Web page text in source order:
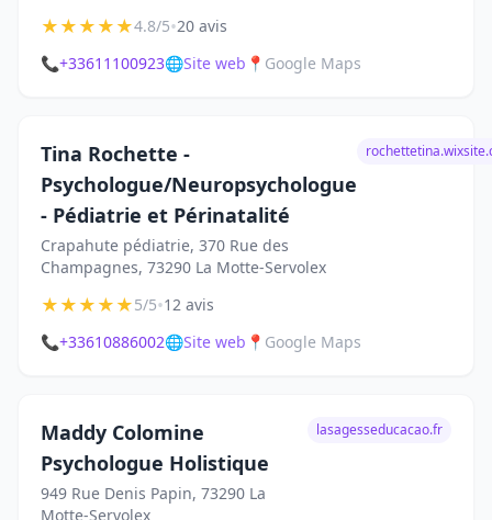
★★★★★4.8/5•20 avis
📞+33611100923🌐Site web 📍 Google Maps
Tina Rochette -
Psychologue/Neuropsychologue
- Pédiatrie et Périnatalité
Crapahute pédiatrie, 370 Rue des
Champagnes, 73290 La Motte-Servolex
★★★★★5/5•12 avis
📞+33610886002🌐Site web 📍 Google Maps
Maddy Colomine
Psychologue Holistique
949 Rue Denis Papin, 73290 La
Motte-Servolex
lasagesseducacao.fr